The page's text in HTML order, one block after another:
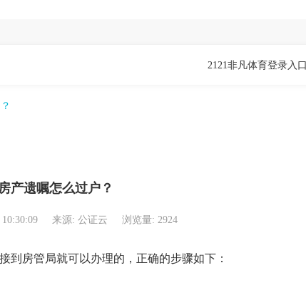
2121非凡体育登录入口
产遗嘱怎么过户？
来源: 公证云 浏览量: 2924
房管局就可以办理的，正确的步骤如下：